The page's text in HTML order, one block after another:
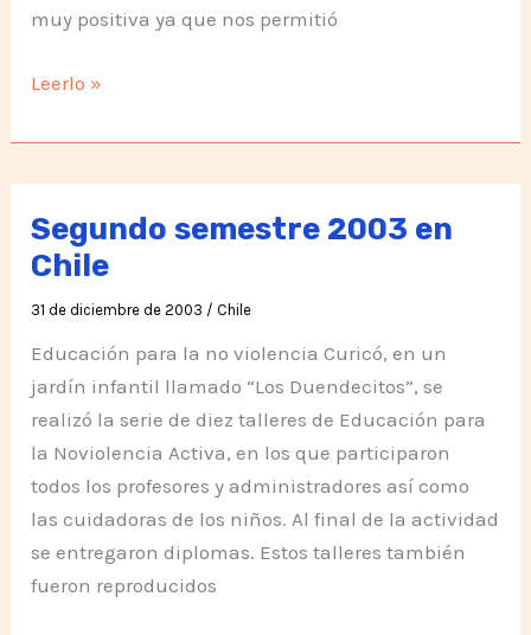
muy positiva ya que nos permitió
Chile,
del
primer
semestre
2004
Leerlo »
Segundo semestre 2003 en
Chile
31 de diciembre de 2003 / Chile
Educación para la no violencia Curicó, en un
jardín infantil llamado “Los Duendecitos”, se
realizó la serie de diez talleres de Educación para
la Noviolencia Activa, en los que participaron
todos los profesores y administradores así como
las cuidadoras de los niños. Al final de la actividad
se entregaron diplomas. Estos talleres también
fueron reproducidos